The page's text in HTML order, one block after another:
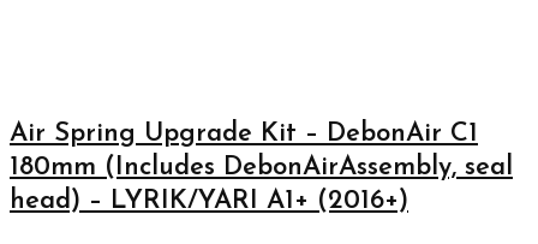
Air Spring Upgrade Kit – DebonAir C1
180mm (Includes DebonAirAssembly, seal
head) – LYRIK/YARI A1+ (2016+)